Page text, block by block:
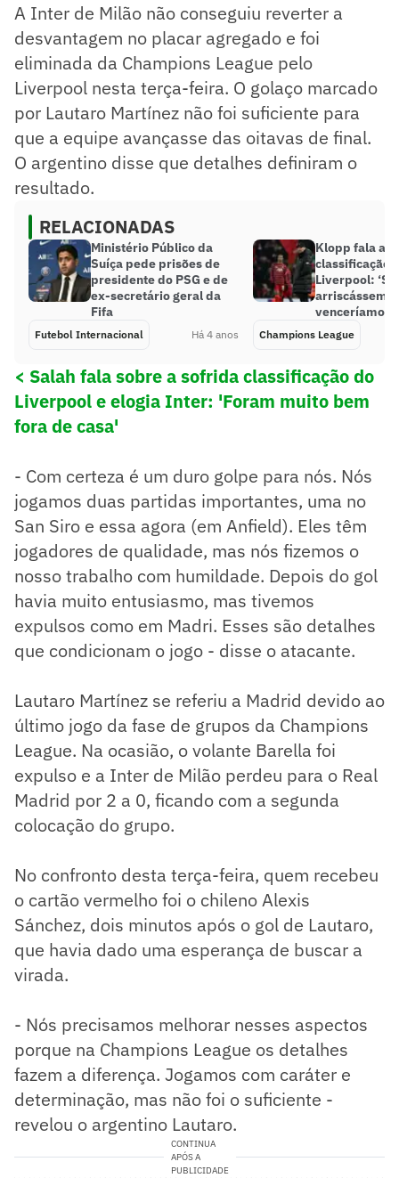
A Inter de Milão não conseguiu reverter a
desvantagem no placar agregado e foi
eliminada da Champions League pelo
Liverpool nesta terça-feira. O golaço marcado
por Lautaro Martínez não foi suficiente para
que a equipe avançasse das oitavas de final.
O argentino disse que detalhes definiram o
resultado.
RELACIONADAS
Ministério Público da
Suíça pede prisões de
presidente do PSG e de
ex-secretário geral da
Fifa
Futebol Internacional Há 4 anos
Klopp fala
classificação
Liverpool: ‘Se
venceríamos
Champions League
< Salah fala sobre a sofrida classificação do
Liverpool e elogia Inter: 'Foram muito bem
fora de casa'
- Com certeza é um duro golpe para nós. Nós
jogamos duas partidas importantes, uma no
San Siro e essa agora (em Anfield). Eles têm
jogadores de qualidade, mas nós fizemos o
nosso trabalho com humildade. Depois do gol
havia muito entusiasmo, mas tivemos
expulsos como em Madri. Esses são detalhes
que condicionam o jogo - disse o atacante.
Lautaro Martínez se referiu a Madrid devido ao
último jogo da fase de grupos da Champions
League. Na ocasião, o volante Barella foi
expulso e a Inter de Milão perdeu para o Real
Madrid por 2 a 0, ficando com a segunda
colocação do grupo.
No confronto desta terça-feira, quem recebeu
o cartão vermelho foi o chileno Alexis
Sánchez, dois minutos após o gol de Lautaro,
que havia dado uma esperança de buscar a
virada.
- Nós precisamos melhorar nesses aspectos
porque na Champions League os detalhes
fazem a diferença. Jogamos com caráter e
determinação, mas não foi o suficiente -
revelou o argentino Lautaro.
CONTINUA
APÓS A
PUBLICIDADE